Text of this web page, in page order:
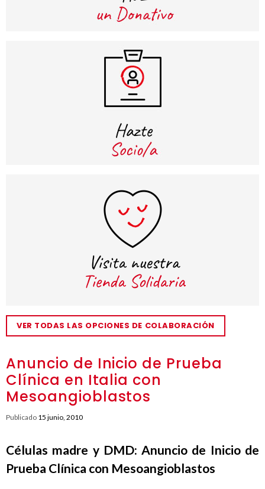
Anuncio de Inicio de Prueba
Clínica en Italia con
Mesoangioblastos
Publicado 15 junio, 2010
Células madre y DMD: Anuncio de Inicio de
Prueba Clínica con Mesoangioblastos
VER TODAS LAS OPCIONES DE COLABORACIÓN